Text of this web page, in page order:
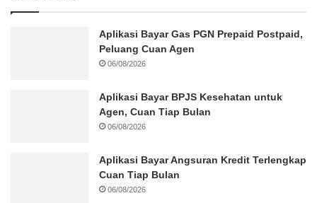
Aplikasi Bayar Gas PGN Prepaid Postpaid,
Peluang Cuan Agen
06/08/2026
Aplikasi Bayar BPJS Kesehatan untuk
Agen, Cuan Tiap Bulan
06/08/2026
Aplikasi Bayar Angsuran Kredit Terlengkap
Cuan Tiap Bulan
06/08/2026